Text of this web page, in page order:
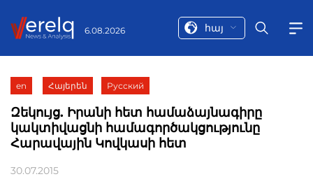
6.08.2026 հայ
en Հայերեն Русский
Զեկույց. Իրանի հետ համաձայնագիրը
կակտիվացնի համագործակցությունը
Հարավային Կովկասի հետ
30.07.2015